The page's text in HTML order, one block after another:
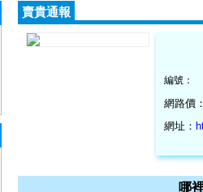
賣貴通報
編號：
網路價
網址：
哪